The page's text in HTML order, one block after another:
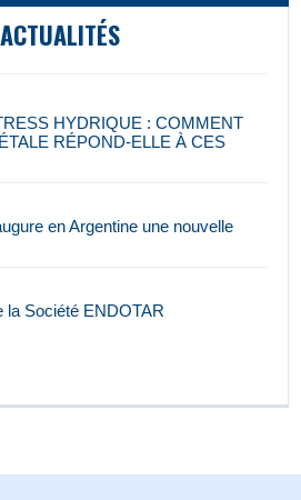
HYDRIQUE : COMMENT
RÉPOND-ELLE À CES
en Argentine une nouvelle
la Société ENDOTAR